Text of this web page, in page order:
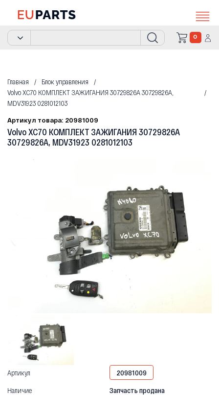
0
Главная
Блок управления
Volvo XC70 КОМПЛЕКТ ЗАЖИГАНИЯ 30729826A 30729826A,
MDV31923 0281012103
Артикул товара: 20981009
Volvo XC70 КОМПЛЕКТ ЗАЖИГАНИЯ 30729826A
30729826A, MDV31923 0281012103
Артикул
20981009
Наличие
Запчасть продана